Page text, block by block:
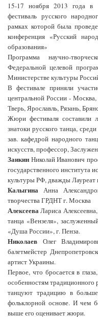
15-17 ноября 2013 года в
фестиваль русского
рамках которой была
конференция «Русский
образования»
Программа научно-
Федеральной целевой
Министерстве культуры
В фестивале приняли
центральной России -
Тверь, Ярославль, Рязань,
Жюри фестиваля составили
знатоки русского танца,
зав. кафедрой народного
искусств, профессор,
Заикин Николай Иванович
государственного института
культуры РФ, дважды
Калыгина Анна
творчества ГРДНТ г. Москва
АлексееваЛариса
танца «Вензеля»,
«Душа России», г. Пенза.
Николаев Олег
балетмейстер
артист Украины.
Первое, что бросается в
особенностям традиционного
танцуют традицию в
фольклорной основе. И чем
выше его оценивает жюри.